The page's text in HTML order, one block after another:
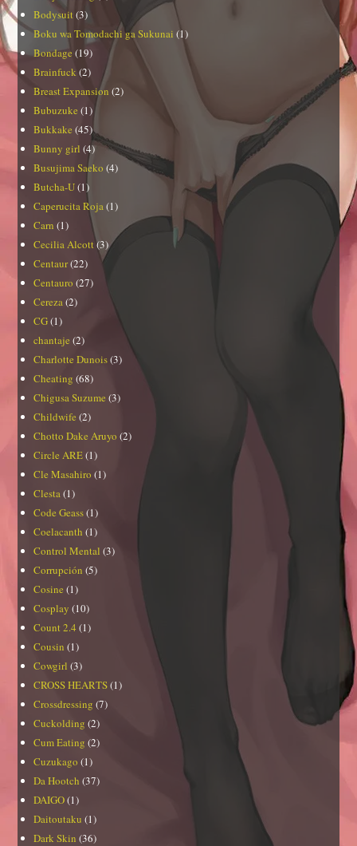
Bodysuit (3)
Boku wa Tomodachi ga Sukunai (1)
Bondage (19)
Brainfuck(2)
Breast Expansion (2)
Bubuzuke (1)
Bukkake (45)
Bunny girl (4)
Busujima Saeko (4)
Butcha-U(1)
Caperucita Roja(1)
Carn (1)
Cecilia Alcott(3)
Centaur(22)
Centauro (27)
Cereza(2)
CG(1)
chantaje (2)
Charlotte Dunois(3)
Cheating (68)
Chigusa Suzume (3)
Childwife (2)
Chotto Dake Aruyo (2)
Circle ARE(1)
Cle Masahiro (1)
Clesta(1)
Code Geass(1)
Coelacanth (1)
Control Mental (3)
Corrupción (5)
Cosine (1)
Cosplay (10)
Count 2.4 (1)
Cousin (1)
Cowgirl (3)
CROSS HEARTS(1)
Crossdressing (7)
Cuckolding (2)
Cum Eating (2)
Cuzukago (1)
Da Hootch (37)
DAIGO(1)
Daitoutaku (1)
Dark Skin (36)